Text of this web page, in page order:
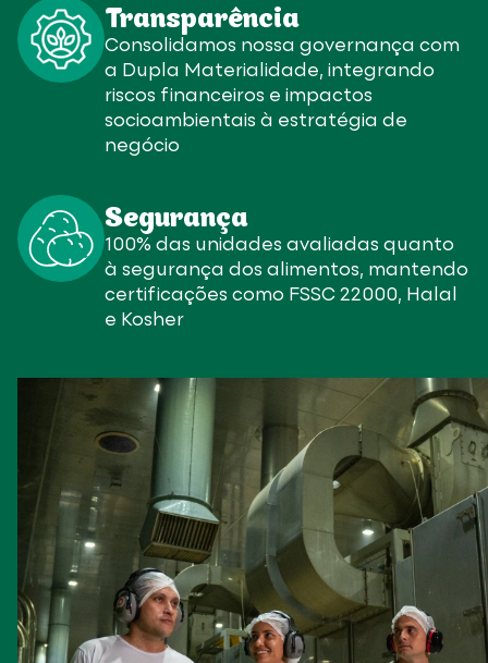
Transparência
Consolidamos nossa governança com
a Dupla Materialidade, integrando
riscos financeiros e impactos
socioambientais à estratégia de
negócio
Segurança
100% das unidades avaliadas quanto
à segurança dos alimentos, mantendo
certificações como FSSC 22000, Halal
e Kosher